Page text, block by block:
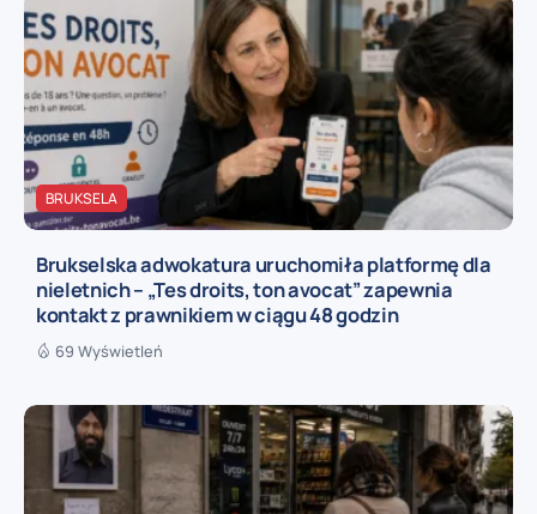
BRUKSELA
Brukselska adwokatura uruchomiła platformę dla
nieletnich – „Tes droits, ton avocat” zapewnia
kontakt z prawnikiem w ciągu 48 godzin
69 Wyświetleń